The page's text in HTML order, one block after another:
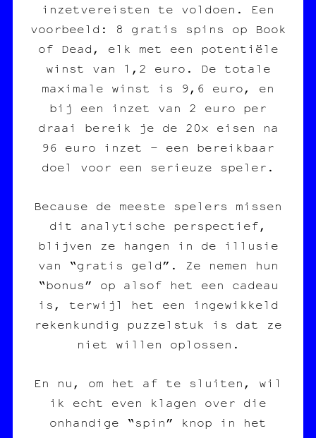
inzetvereisten te voldoen. Een
voorbeeld: 8 gratis spins op Book
of Dead, elk met een potentiële
winst van 1,2 euro. De totale
maximale winst is 9,6 euro, en
bij een inzet van 2 euro per
draai bereik je de 20x eisen na
96 euro inzet – een bereikbaar
doel voor een serieuze speler.
Because de meeste spelers missen
dit analytische perspectief,
blijven ze hangen in de illusie
van “gratis geld”. Ze nemen hun
“bonus” op alsof het een cadeau
is, terwijl het een ingewikkeld
rekenkundig puzzelstuk is dat ze
niet willen oplossen.
En nu, om het af te sluiten, wil
ik echt even klagen over die
onhandige “spin” knop in het